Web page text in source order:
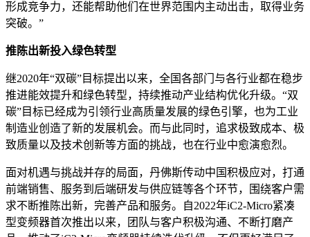
形成竞争力，还能帮助他们在世界范围内主动出击，取得业务
突破。”
推陈出新投入绿色转型
继2020年“双碳”目标提出以来，全国各部门与各行业都在稳步
推进能效提升和绿色转型，持续推动产业结构优化升级。“双
碳”目标已经成为引领行业高质量发展的绿色引擎，也为工业
制造业创造了新的发展机会。而与此同时，追求极致成本、极
致质量以及技术创新等方面的挑战，也在行业中愈演愈烈。
面对机遇与挑战并存的局面，丹佛斯传动中国积极应对，打通
前端销售、服务到后端研发与供应链等各个环节，围绕客户需
求不断推陈出新，完善产品和服务。自2022年iC2-Micro紧凑
型变频器首次推出以来，团队与客户积极沟通、不断打磨产